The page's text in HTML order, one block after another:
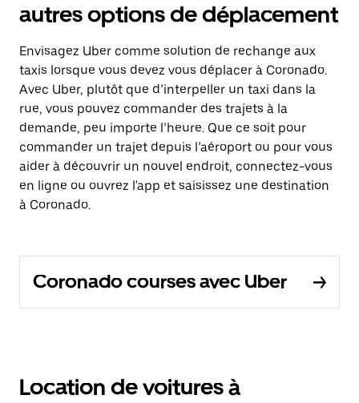
autres options de déplacement
Envisagez Uber comme solution de rechange aux
taxis lorsque vous devez vous déplacer à Coronado.
Avec Uber, plutôt que d’interpeller un taxi dans la
rue, vous pouvez commander des trajets à la
demande, peu importe l’heure. Que ce soit pour
commander un trajet depuis l’aéroport ou pour vous
aider à découvrir un nouvel endroit, connectez-vous
en ligne ou ouvrez l'app et saisissez une destination
à Coronado.
Coronado courses avec Uber
Location de voitures à